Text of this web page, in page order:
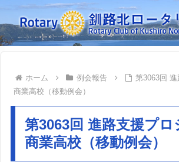
ホーム 例会報告
第3063回
商業高校（移動例会）
第3063回 進路支援プ
商業高校（移動例会）